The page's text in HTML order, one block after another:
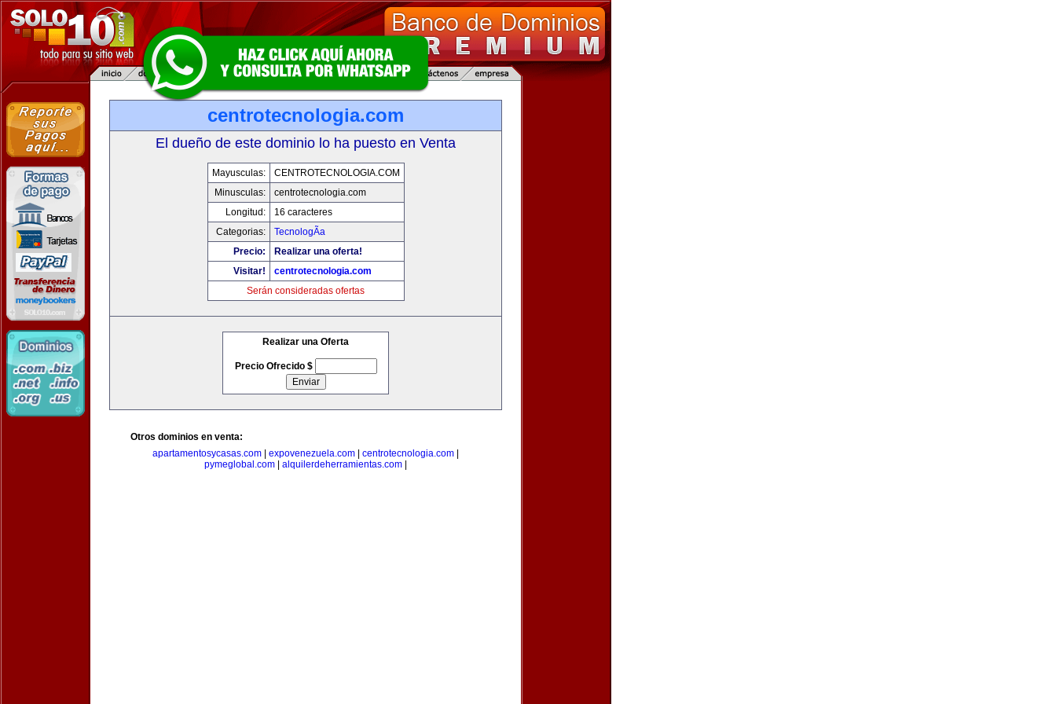
centrotecnologia.com
El dueño de este dominio lo ha puesto en Venta
Mayusculas:
CENTROTECNOLOGIA.COM
Minusculas:
centrotecnologia.com
Longitud:
16 caracteres
Categorias:
TecnologÃ­a
Precio:
Realizar una oferta!
Visitar!
centrotecnologia.com
Serán consideradas ofertas
Realizar una Oferta
Precio Ofrecido $
Otros dominios en venta:
apartamentosycasas.com
expovenezuela.com centrotecnologia.com
pymeglobal.com
alquilerdeherramientas.com